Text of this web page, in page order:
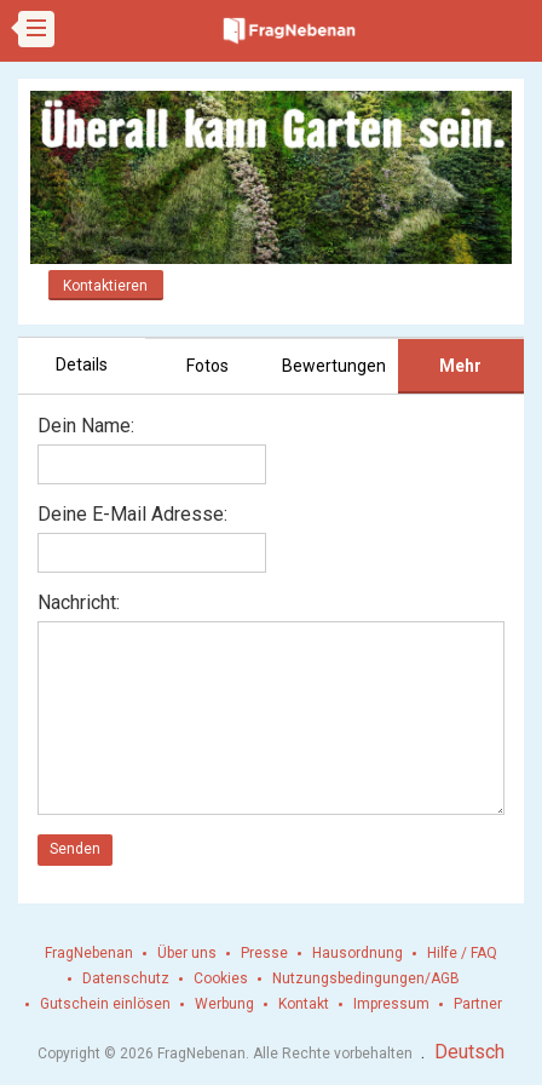
Kontaktieren
Details Fotos Bewertungen Mehr
Dein Name:
Deine E-Mail Adresse:
Nachricht:
Senden
FragNebenan Über uns Presse Hausordnung
Hilfe / FAQ
Datenschutz
Cookies
Nutzungsbedingungen/AGB
Gutschein einlösen
Werbung Kontakt Impressum Partner
Copyright © 2026 FragNebenan. Alle Rechte vorbehalten . Deutsch